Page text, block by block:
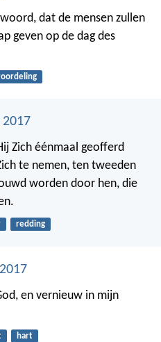
dat de mensen zullen
geven op de dag des
Zich éénmaal geofferd
te nemen, ten tweeden
worden door hen, die
redding
en vernieuw in mijn
hart